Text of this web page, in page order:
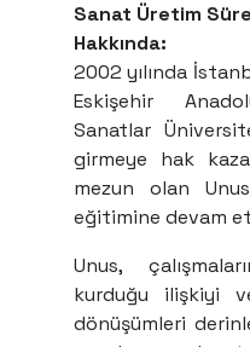
“İsimsiz”,
(Çerçeveli)
2024
Sanat Üretim
Hakkında:
2002 yılında
Eskişehir
Sanatlar
girmeye hak
mezun olan
eğitimine devam
Unus,
kurduğu ilişkiyi
dönüşümleri